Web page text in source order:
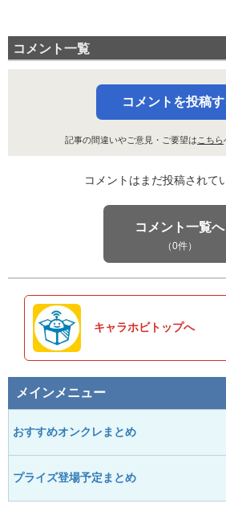
コメント一覧
コメントを投稿
記事の間違いやご意見・ご要望は こちら
コメントはまだ投稿されて
コメント一覧へ
（0件）
キャラホビトップへ
メインメニュー
おすすめオンクレまとめ
プライズ登場予定まとめ